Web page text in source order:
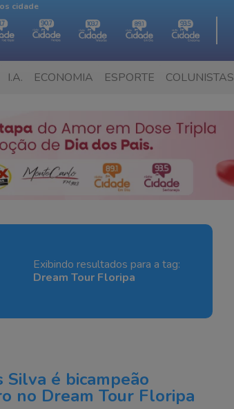
cidade
I.A. ECONOMIA ESPORTE COLUNISTAS
Exibindo resultados para a tag:
Dream Tour Floripa
Silva é bicampeão
no Dream Tour Floripa